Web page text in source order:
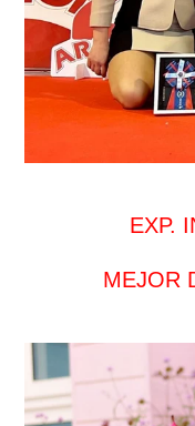
EXP.
MEJOR